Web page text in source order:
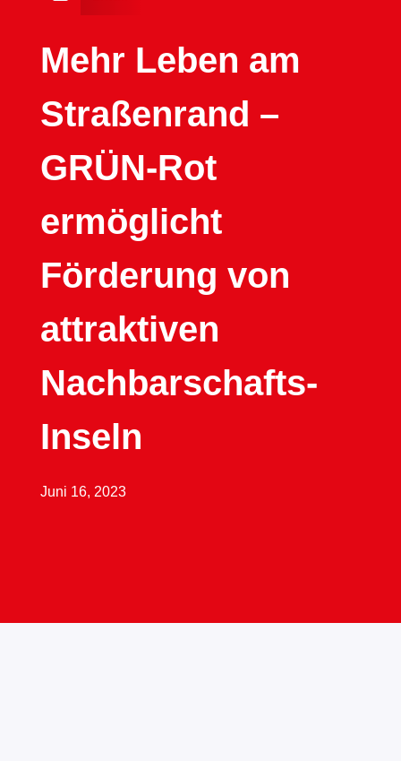
Mehr Leben am
Straßenrand –
GRÜN-Rot
ermöglicht
Förderung von
attraktiven
Nachbarschafts-
Inseln
Juni 16, 2023